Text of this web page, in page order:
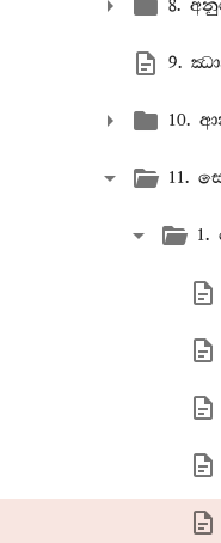
8.
9.
10.
11.
1.